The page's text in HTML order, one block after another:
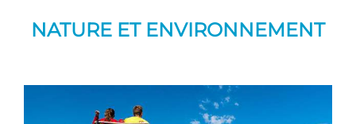
NATURE ET ENVIRONNEMENT